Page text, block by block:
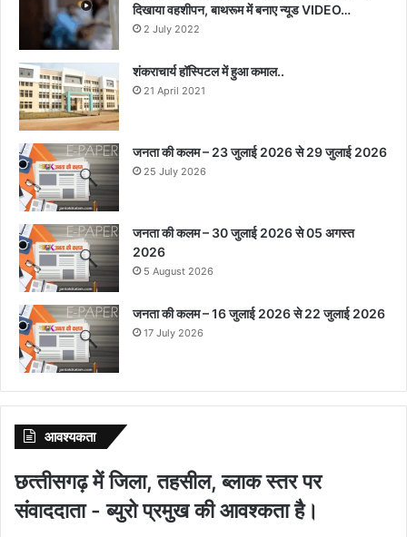
दिखाया वहशीपन, बाथरूम में बनाए न्यूड VIDEO…
2 July 2022
शंकराचार्य हॉस्पिटल में हुआ कमाल..
21 April 2021
जनता की कलम – 23 जुलाई 2026 से 29 जुलाई 2026
25 July 2026
जनता की कलम – 30 जुलाई 2026 से 05 अगस्त
2026
5 August 2026
जनता की कलम – 16 जुलाई 2026 से 22 जुलाई 2026
17 July 2026
आवश्‍यकता
छत्‍तीसगढ़ में जिला, तहसील, ब्‍लाक स्‍तर पर
संवाददाता - ब्‍युरो प्रमुख की आवश्‍कता है।